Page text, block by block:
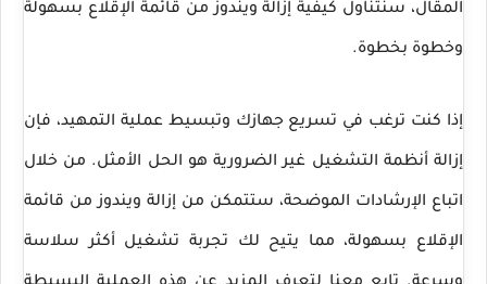
المقال، سنتناول كيفية إزالة ويندوز من قائمة الإقلاع بسهولة
وخطوة بخطوة.
إذا كنت ترغب في تسريع جهازك وتبسيط عملية التمهيد، فإن
إزالة أنظمة التشغيل غير الضرورية هو الحل الأمثل. من خلال
اتباع الإرشادات الموضحة، ستتمكن من إزالة ويندوز من قائمة
الإقلاع بسهولة، مما يتيح لك تجربة تشغيل أكثر سلاسة